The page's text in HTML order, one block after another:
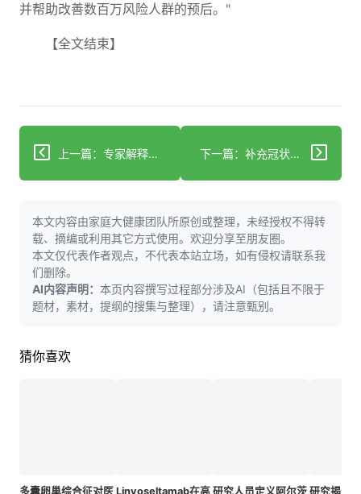
并帮助改善数百万风险人群的预后。"
【全文结束】
上一篇：专家解释医疗用品中潜藏的令人不安的担忧："其风险仍不明确" 下一篇：补充冠状动脉疾病医疗治疗的生活方式建议
本文内容由家庭大健康团队所原创或整理，未经授权不得转
载、摘编或利用其它方式使用。欢迎分享至朋友圈。
本文仅代表作者观点，不代表本站立场，如有侵权请联系我
们删除。
AI内容声明： 本页内容撰写过程部分涉及AI（包括且不限于
题材，素材，提纲的搜集与整理），请注意甄别。
猜你喜欢
多囊卵巢综合征对医 Linvoseltamab在高 研究人员定义阿尔茨 研究揭示